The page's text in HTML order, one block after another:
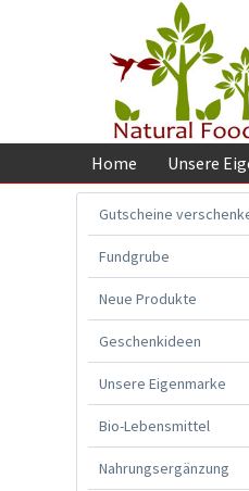
Home Unsere
Gutscheine
Fundgrube
Neue Produkte
Geschenkideen
Unsere Eigenmarke
Bio-Lebensmittel
Nahrungsergänzung